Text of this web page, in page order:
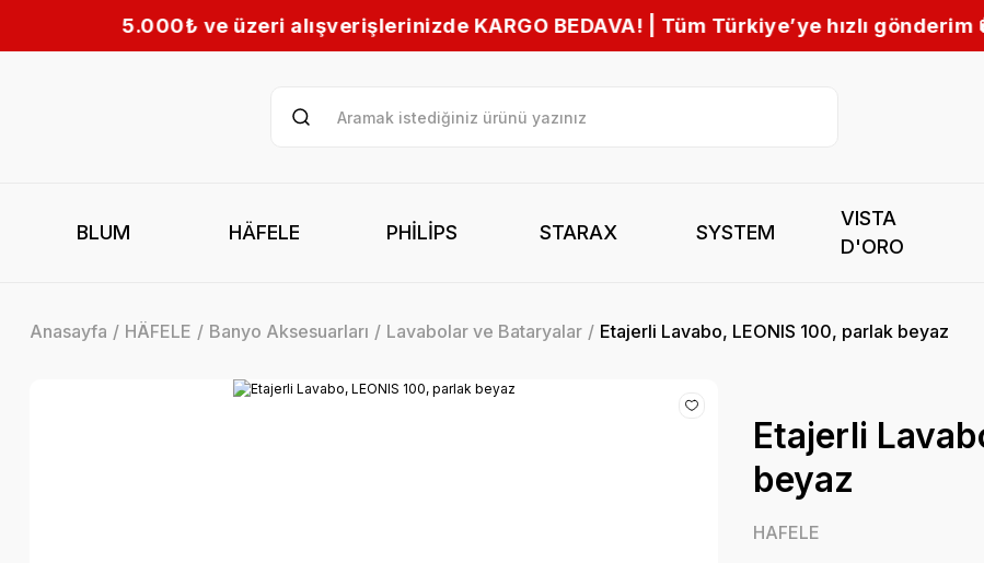
alışverişlerinizde KARGO BEDAVA! | Tüm Türkiye’ye hızlı gönderim 🚚
BLUM HÄFELE PHİLİPS STARAX SYSTEM
VISTA
D'ORO
Anasayfa HÄFELE Banyo Aksesuarları Lavabolar ve Bataryalar Etajerli Lavabo, LEONIS 100, parlak beyaz
Etajerli
beyaz
HAFELE